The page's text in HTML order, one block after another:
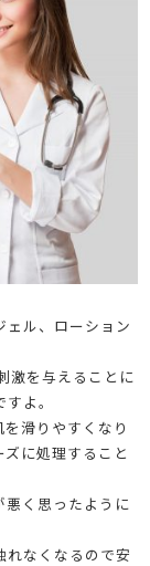
ェル、ローション
激を与えることに
よ。
滑りやすくなり
に処理すること
く思ったように
れなくなるので安